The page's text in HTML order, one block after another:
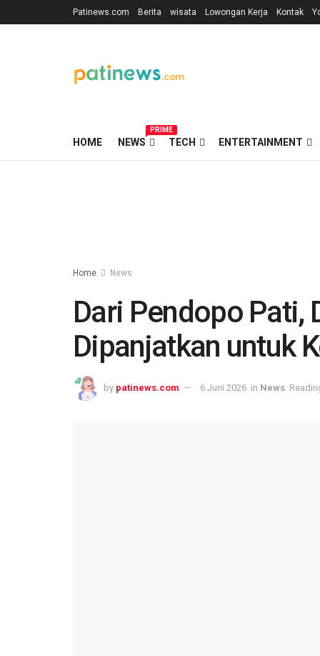
Patinews.com Berita wisata Lowongan Kerja Kontak
HOME NEWS
PRIME
TECH ENTERTAINMENT
Home News
Dari Pendopo Pati,
Dipanjatkan untuk
by patinews.com 6 Juni 2026 in News